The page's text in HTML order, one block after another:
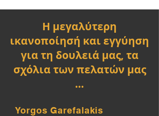
Η μεγαλύτερη
ικανοποίησή και εγγύηση
για τη δουλειά μας, τα
σχόλια των πελατών μας
...
Yorgos Garefalakis